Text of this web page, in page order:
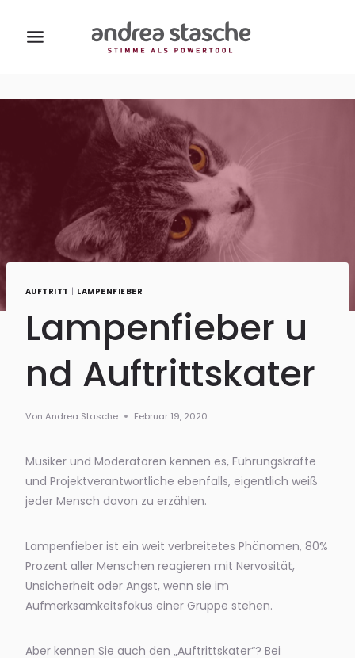
Inhalt
AUFTRITT LAMPENFIEBER
Lampenfieber u
nd Auftrittskater
Von Andrea Stasche Februar 19, 2020
Musiker und Moderatoren kennen es, Führungskräfte
und Projektverantwortliche ebenfalls, eigentlich weiß
jeder Mensch davon zu erzählen.
Lampenfieber ist ein weit verbreitetes Phänomen, 80%
Prozent aller Menschen reagieren mit Nervosität,
Unsicherheit oder Angst, wenn sie im
Aufmerksamkeitsfokus einer Gruppe stehen.
Aber kennen Sie auch den „Auftrittskater“? Bei